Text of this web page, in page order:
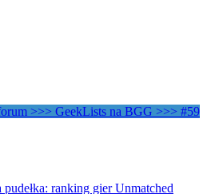
>>> GeekLists na BGG >>> #59
pudełka: ranking gier Unmatched